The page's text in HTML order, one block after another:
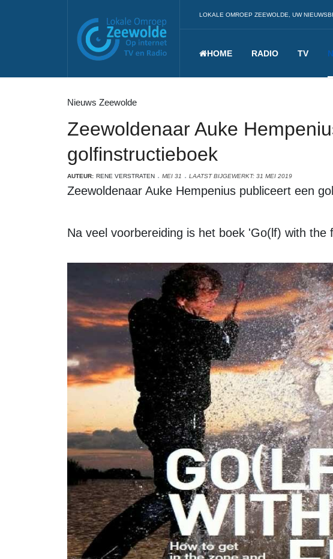
LOKALE OMROEP ZEEWOLDE, UW
HOME RADIO TV
Nieuws Zeewolde
Zeewoldenaar Auke
golfinstructieboek
AUTEUR: RENE VERSTRATEN MEI 31 LAATST BIJGEWERKT: 31 MEI 2019
Zeewoldenaar Auke Hempenius publiceert een
Na veel voorbereiding is het boek 'Go(lf) with the